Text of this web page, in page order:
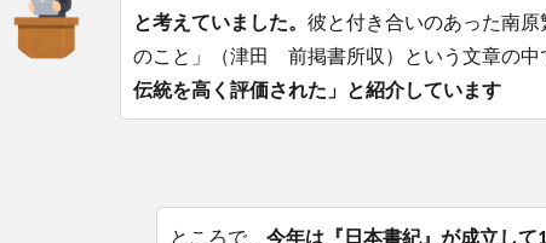
と考えていました。 彼と付き合いのあった南
のこと」（津田 前掲書所収）という文章の中
伝統を高く評価された」と紹介しています
ところで、 今年は『日本書紀』が成立して